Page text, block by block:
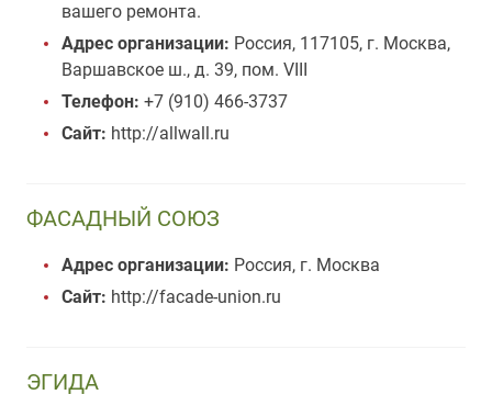
вашего ремонта.
Адрес организации: Россия, 117105, г. Москва,
Варшавское ш., д. 39, пом. VIII
Телефон: +7 (910) 466-3737
Сайт: http://allwall.ru
ФАСАДНЫЙ СОЮЗ
Адрес организации: Россия, г. Москва
Сайт: http://facade-union.ru
ЭГИДА